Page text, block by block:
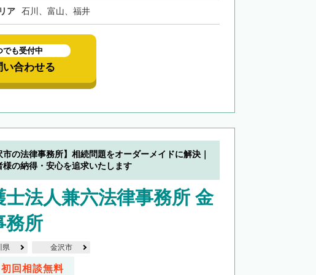
ア 石川、富山、福井
でも受付中
い合わせる
市の法律事務所】相続問題をオーダーメイドに解決｜
様の納得・安心を追求いたします
士法人兼六法律事務所 金
務所
県 金沢市
初回相談無料